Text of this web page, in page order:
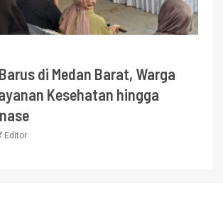
di Medan Barat, Warga
Kesehatan hingga
Editor